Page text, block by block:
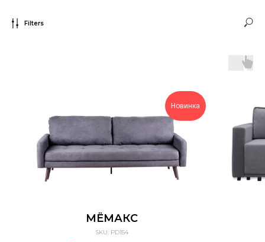
Filters
Новинка
МЁМАКС
SKU: PD154